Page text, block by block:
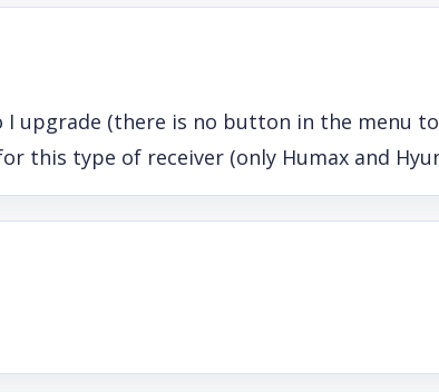
I upgrade (there is no button in the menu
this type of receiver (only Humax and